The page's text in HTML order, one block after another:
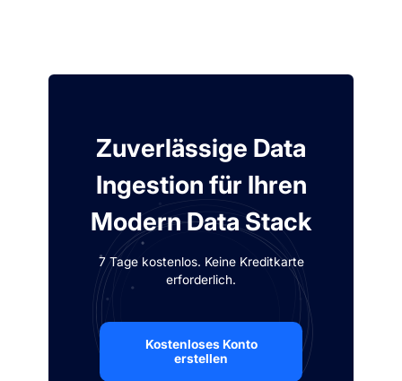
Zuverlässige Data
Ingestion für Ihren
Modern Data Stack
7 Tage kostenlos. Keine Kreditkarte
erforderlich.
Kostenloses Konto
erstellen